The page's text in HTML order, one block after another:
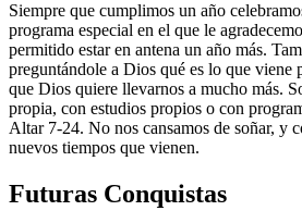
Siempre que cumplimos un año
programa especial en el que le
permitido estar en antena un año más.
preguntándole a Dios qué es lo que viene
que Dios quiere llevarnos a mucho más.
propia, con estudios propios o con
Altar 7-24. No nos cansamos de soñar, y
nuevos tiempos que vienen.
Futuras Conquistas